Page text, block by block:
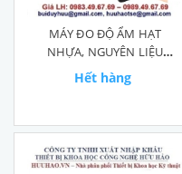
MÁY ĐO ĐỘ ẨM HẠT
NHỰA, NGUYÊN LIỆU
HÓA CHẤT JK-100C
Hết hàng